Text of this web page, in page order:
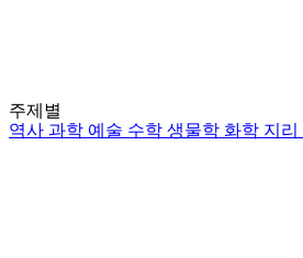
주제별
역사과학 예술 수학생물학 화학 지리